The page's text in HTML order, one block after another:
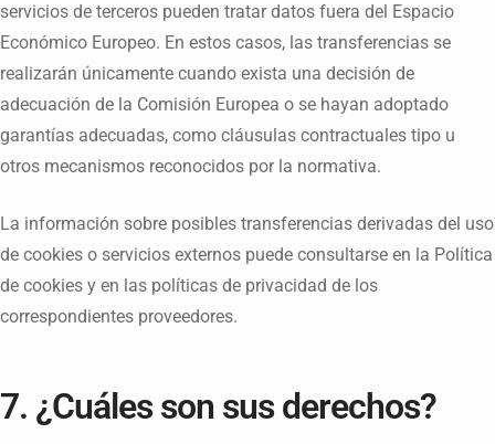
servicios de terceros pueden tratar datos fuera del Espacio
Económico Europeo. En estos casos, las transferencias se
realizarán únicamente cuando exista una decisión de
adecuación de la Comisión Europea o se hayan adoptado
garantías adecuadas, como cláusulas contractuales tipo u
otros mecanismos reconocidos por la normativa.
La información sobre posibles transferencias derivadas del uso
de cookies o servicios externos puede consultarse en la Política
de cookies y en las políticas de privacidad de los
correspondientes proveedores.
7. ¿Cuáles son sus derechos?